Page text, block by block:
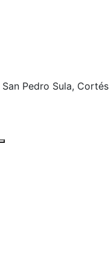
San Pedro Sula, Cortés